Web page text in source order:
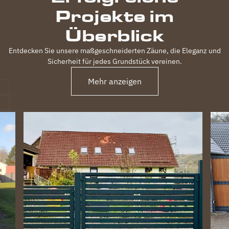
Projekte im
Überblick
Entdecken Sie unsere maßgeschneiderten Zäune, die Eleganz und
Sicherheit für jedes Grundstück vereinen.
Mehr anzeigen